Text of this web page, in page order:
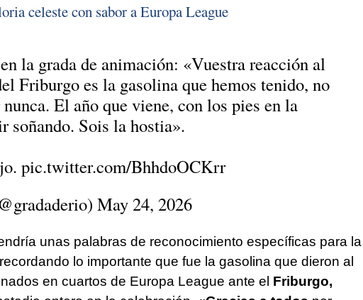
celeste con sabor a Europa League
la grada de animación: «Vuestra reacción al
Friburgo es la gasolina que hemos tenido, no
El año que viene, con los pies en la
soñando. Sois la hostia».
pic.twitter.com/BhhdoOCKrr
May 24, 2026
unas palabras de reconocimiento específicas para la
lo importante que fue la gasolina que dieron al
en cuartos de Europa League ante el Friburgo,